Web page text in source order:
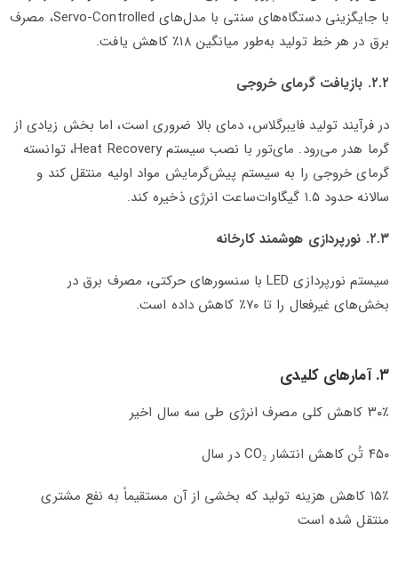
با جایگزینی دستگاه‌های سنتی با مدل‌های Servo-Controlled، مصرف
برق در هر خط تولید به‌طور میانگین ۱۸٪ کاهش یافت.
۲.۲. بازیافت گرمای خروجی
در فرآیند تولید فایبرگلاس، دمای بالا ضروری است، اما بخش زیادی از
گرما هدر می‌رود. مای‌تور با نصب سیستم Heat Recovery، توانسته
گرمای خروجی را به سیستم پیش‌گرمایش مواد اولیه منتقل کند و
سالانه حدود ۱.۵ گیگاوات‌ساعت انرژی ذخیره کند.
۲.۳. نورپردازی هوشمند کارخانه
سیستم نورپردازی LED با سنسورهای حرکتی، مصرف برق در
بخش‌های غیرفعال را تا ۷۰٪ کاهش داده است.
۳. آمارهای کلیدی
۳۰٪ کاهش کلی مصرف انرژی طی سه سال اخیر
۴۵۰ تُن کاهش انتشار CO₂ در سال
۱۵٪ کاهش هزینه تولید که بخشی از آن مستقیماً به نفع مشتری
منتقل شده است